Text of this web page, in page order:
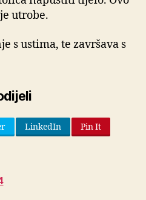
utrobe.
s ustima, te završava s
LinkedIn Pin It